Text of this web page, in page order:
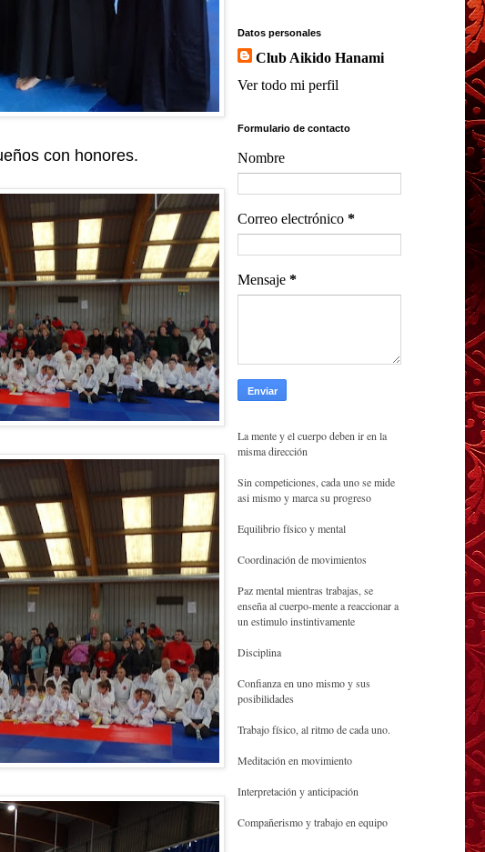
con honores.
Datos personales
Club Aikido Hanami
Ver todo mi perfil
Formulario de contacto
Nombre
Correo electrónico *
Mensaje *
La mente y el cuerpo deben ir en la
misma dirección
Sin competiciones, cada uno se mide
asi mismo y marca su progreso
Equilibrio físico y mental
Coordinación de movimientos
Paz mental mientras trabajas, se
enseña al cuerpo-mente a reaccionar a
un estimulo instintivamente
Disciplina
Confianza en uno mismo y sus
posibilidades
Trabajo físico, al ritmo de cada uno.
Meditación en movimiento
Interpretación y anticipación
Compañerismo y trabajo en equipo